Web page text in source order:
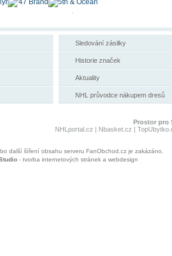
Sledování zásilky
Historie značek
Aktuality
NHL průvodce nákupem dresů
Prostor pro
NHLportal.cz | Nbasket.cz |
další šíření obsahu serveru FanObchod.cz je zakázáno.
- tvorba internetových stránek a webdesign